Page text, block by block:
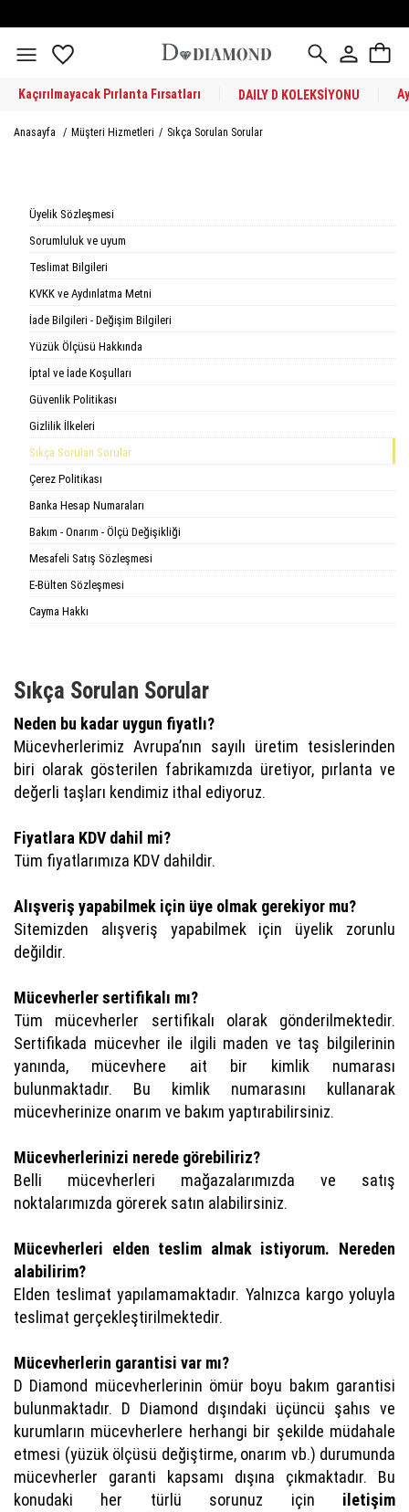
Kaçırılmayacak Pırlanta Fırsatları DAILY D KOLEKSİYONU
Anasayfa / Müşteri Hizmetleri / Sıkça Sorulan Sorular
Üyelik Sözleşmesi
Sorumluluk ve uyum
Teslimat Bilgileri
KVKK ve Aydınlatma Metni
İade Bilgileri - Değişim Bilgileri
Yüzük Ölçüsü Hakkında
İptal ve İade Koşulları
Güvenlik Politikası
Gizlilik İlkeleri
Sıkça Sorulan Sorular
Çerez Politikası
Banka Hesap Numaraları
Bakım - Onarım - Ölçü Değişikliği
Mesafeli Satış Sözleşmesi
E-Bülten Sözleşmesi
Cayma Hakkı
Sıkça Sorulan Sorular
Neden bu kadar uygun fiyatlı?
Mücevherlerimiz Avrupa’nın sayılı üretim tesislerinden
biri olarak gösterilen fabrikamızda üretiyor, pırlanta ve
değerli taşları kendimiz ithal ediyoruz.
Fiyatlara KDV dahil mi?
Tüm fiyatlarımıza KDV dahildir.
Alışveriş yapabilmek için üye olmak gerekiyor mu?
Sitemizden alışveriş yapabilmek için üyelik zorunlu
değildir.
Mücevherler sertifikalı mı?
Tüm mücevherler sertifikalı olarak gönderilmektedir.
Sertifikada mücevher ile ilgili maden ve taş bilgilerinin
yanında, mücevhere ait bir kimlik numarası
bulunmaktadır. Bu kimlik numarasını kullanarak
mücevherinize onarım ve bakım yaptırabilirsiniz.
Mücevherlerinizi nerede görebiliriz?
Belli mücevherleri mağazalarımızda ve satış
noktalarımızda görerek satın alabilirsiniz.
Mücevherleri elden teslim almak istiyorum. Nereden
alabilirim?
Elden teslimat yapılamamaktadır. Yalnızca kargo yoluyla
teslimat gerçekleştirilmektedir.
Mücevherlerin garantisi var mı?
D Diamond mücevherlerinin ömür boyu bakım garantisi
bulunmaktadır. D Diamond dışındaki üçüncü şahıs ve
kurumların mücevherlere herhangi bir şekilde müdahale
etmesi (yüzük ölçüsü değiştirme, onarım vb.) durumunda
mücevherler garanti kapsamı dışına çıkmaktadır. Bu
konudaki her türlü sorunuz için iletişim